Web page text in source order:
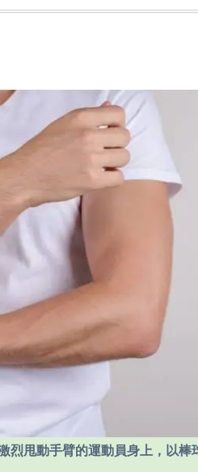
烈甩動手臂的運動員身上，以棒